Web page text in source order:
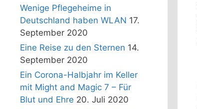
Wenige Pflegeheime in
Deutschland haben WLAN 17.
September 2020
Eine Reise zu den Sternen 14.
September 2020
Ein Corona-Halbjahr im Keller
mit Might and Magic 7 – Für
Blut und Ehre 20. Juli 2020